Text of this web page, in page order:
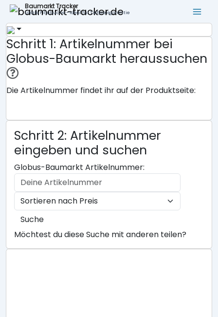
Baumarkt Tracker
Lokale Filialsuche - ideal für Tiefpreisgarantie
Schritt 1: Artikelnummer bei
Globus-Baumarkt heraussuchen
Die Artikelnummer findet ihr auf der Produktseite:
Schritt 2: Artikelnummer
eingeben und suchen
Globus-Baumarkt Artikelnummer:
Suche
Möchtest du diese Suche mit anderen teilen?